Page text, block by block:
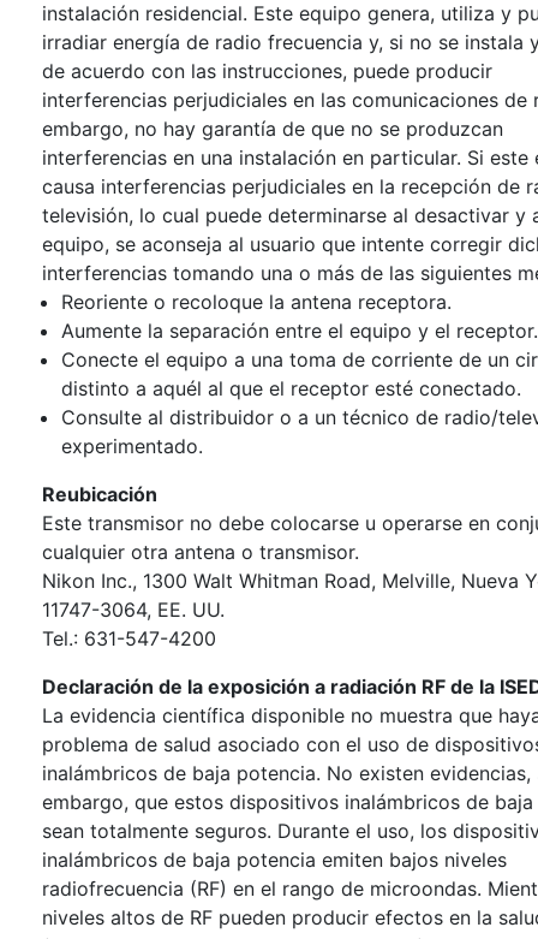
instalación residencial. Este equipo genera, utiliza y
irradiar energía de radio frecuencia y, si no se instala
de acuerdo con las instrucciones, puede producir
interferencias perjudiciales en las comunicaciones de
embargo, no hay garantía de que no se produzcan
interferencias en una instalación en particular. Si este
causa interferencias perjudiciales en la recepción de
televisión, lo cual puede determinarse al desactivar y
equipo, se aconseja al usuario que intente corregir
interferencias tomando una o más de las siguientes
Reoriente o recoloque la antena receptora.
Aumente la separación entre el equipo y el receptor.
Conecte el equipo a una toma de corriente de un
distinto a aquél al que el receptor esté conectado.
Consulte al distribuidor o a un técnico de radio/
experimentado.
Reubicación
Este transmisor no debe colocarse u operarse en
cualquier otra antena o transmisor.
Nikon Inc., 1300 Walt Whitman Road, Melville, Nueva
11747-3064, EE. UU.
Tel.: 631-547-4200
Declaración de la exposición a radiación RF de la
La evidencia científica disponible no muestra que
problema de salud asociado con el uso de
inalámbricos de baja potencia. No existen evidencias,
embargo, que estos dispositivos inalámbricos de
sean totalmente seguros. Durante el uso, los
inalámbricos de baja potencia emiten bajos niveles
radiofrecuencia (RF) en el rango de microondas.
niveles altos de RF pueden producir efectos en la